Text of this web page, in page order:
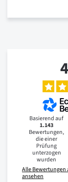
Basierend auf
1.143
Bewertungen,
die einer
Prüfung
unterzogen
wurden
Alle Bewertungen
ansehen